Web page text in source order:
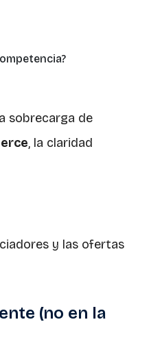
sobrecarga de
, la claridad
y las ofertas
(no en la